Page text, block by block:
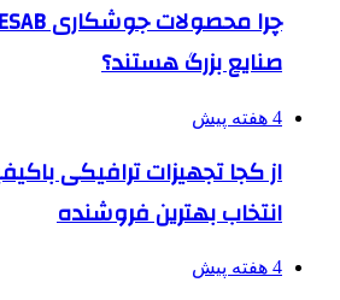
صنایع بزرگ هستند؟
4 هفته پیش
از کجا تجهیزات ترافیکی
انتخاب بهترین فروشنده
4 هفته پیش